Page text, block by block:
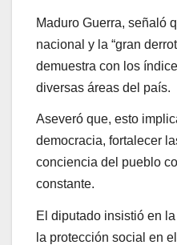
Maduro Guerra, señaló
nacional y la “gran
demuestra con los
diversas áreas del país.
Aseveró que, esto
democracia, fortalecer
conciencia del pueblo
constante.
El diputado insistió en
la protección social en